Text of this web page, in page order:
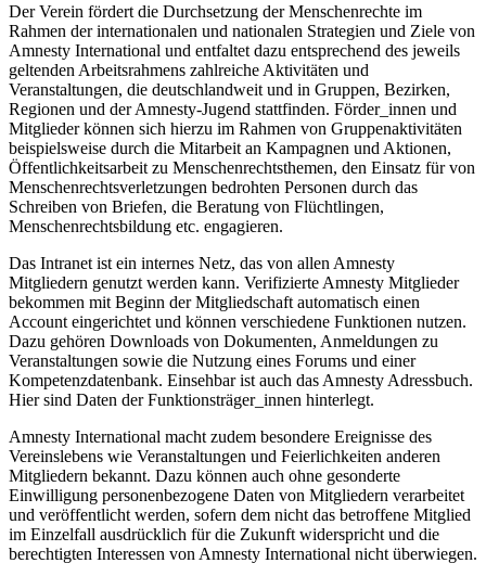
Der Verein fördert die Durchsetzung der Menschenrechte im
Rahmen der internationalen und nationalen Strategien und Ziele von
Amnesty International und entfaltet dazu entsprechend des jeweils
geltenden Arbeitsrahmens zahlreiche Aktivitäten und
Veranstaltungen, die deutschlandweit und in Gruppen, Bezirken,
Regionen und der Amnesty-Jugend stattfinden. Förder_innen und
Mitglieder können sich hierzu im Rahmen von Gruppenaktivitäten
beispielsweise durch die Mitarbeit an Kampagnen und Aktionen,
Öffentlichkeitsarbeit zu Menschenrechtsthemen, den Einsatz für von
Menschenrechtsverletzungen bedrohten Personen durch das
Schreiben von Briefen, die Beratung von Flüchtlingen,
Menschenrechtsbildung etc. engagieren.
Das Intranet ist ein internes Netz, das von allen Amnesty
Mitgliedern genutzt werden kann. Verifizierte Amnesty Mitglieder
bekommen mit Beginn der Mitgliedschaft automatisch einen
Account eingerichtet und können verschiedene Funktionen nutzen.
Dazu gehören Downloads von Dokumenten, Anmeldungen zu
Veranstaltungen sowie die Nutzung eines Forums und einer
Kompetenzdatenbank. Einsehbar ist auch das Amnesty Adressbuch.
Hier sind Daten der Funktionsträger_innen hinterlegt.
Amnesty International macht zudem besondere Ereignisse des
Vereinslebens wie Veranstaltungen und Feierlichkeiten anderen
Mitgliedern bekannt. Dazu können auch ohne gesonderte
Einwilligung personenbezogene Daten von Mitgliedern verarbeitet
und veröffentlicht werden, sofern dem nicht das betroffene Mitglied
im Einzelfall ausdrücklich für die Zukunft widerspricht und die
berechtigten Interessen von Amnesty International nicht überwiegen.